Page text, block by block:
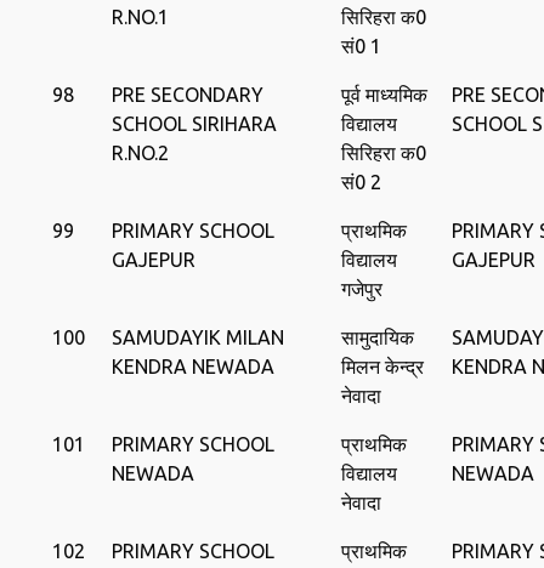
R.NO.1
सिरिहरा क0
सं0 1
98
PRE SECONDARY
SCHOOL SIRIHARA
R.NO.2
पूर्व माध्यमिक
विद्यालय
सिरिहरा क0
सं0 2
PRE
SCHOOL
99
PRIMARY SCHOOL
GAJEPUR
प्राथमिक
विद्यालय
गजेपुर
PRIMARY
GAJEPUR
100
SAMUDAYIK MILAN
KENDRA NEWADA
सामुदायिक
मिलन केन्‍द्र
नेवादा
KENDRA
101
PRIMARY SCHOOL
NEWADA
प्राथमिक
विद्यालय
नेवादा
PRIMARY
NEWADA
102
PRIMARY SCHOOL
प्राथमिक
PRIMARY